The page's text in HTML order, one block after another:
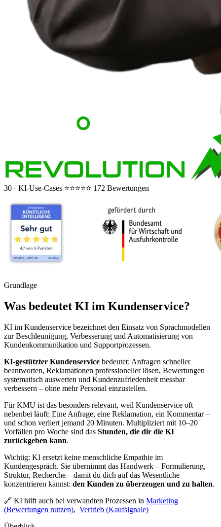
30+ KI-Use-Cases ⭐⭐⭐⭐⭐ 172 Bewertungen
Grundlage
Was bedeutet KI im Kundenservice?
KI im Kundenservice bezeichnet den Einsatz von Sprachmodellen
zur Beschleunigung, Verbesserung und Automatisierung von
Kundenkommunikation und Supportprozessen.
KI-gestützter Kundenservice bedeutet: Anfragen schneller
beantworten, Reklamationen professioneller lösen, Bewertungen
systematisch auswerten und Kundenzufriedenheit messbar
verbessern – ohne mehr Personal einzustellen.
Für KMU ist das besonders relevant, weil Kundenservice oft
nebenbei läuft: Eine Anfrage, eine Reklamation, ein Kommentar –
und schon verliert jemand 20 Minuten. Multipliziert mit 10–20
Vorfällen pro Woche sind das Stunden, die dir die KI
zurückgeben kann.
Wichtig: KI ersetzt keine menschliche Empathie im
Kundengespräch. Sie übernimmt das Handwerk – Formulierung,
Struktur, Recherche – damit du dich auf das Wesentliche
konzentrieren kannst: den Kunden zu überzeugen und zu halten.
🔗 KI hilft auch bei verwandten Prozessen in Marketing
(Bewertungen nutzen), Vertrieb (Kaufsignale)